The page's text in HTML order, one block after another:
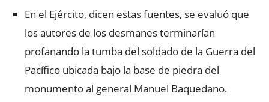
En el Ejército, dicen estas fuentes, se evaluó que
los autores de los desmanes terminarían
profanando la tumba del soldado de la Guerra del
Pacífico ubicada bajo la base de piedra del
monumento al general Manuel Baquedano.